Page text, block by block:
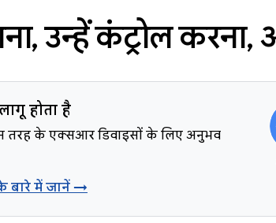
,उन्हें कंट्रोल करना,
होता है
तरह के एक्सआर डिवाइसों के लिए अनुभव
बारे में जानें →